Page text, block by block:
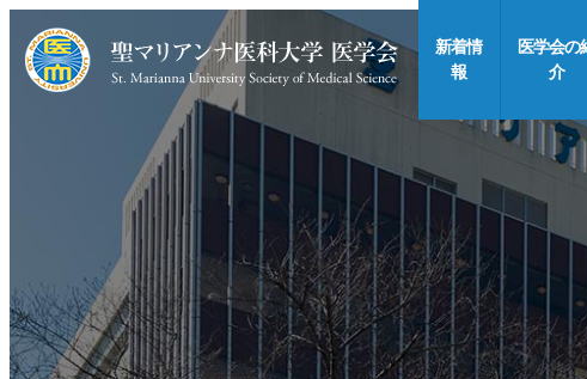
新着情
報
医学会の
介